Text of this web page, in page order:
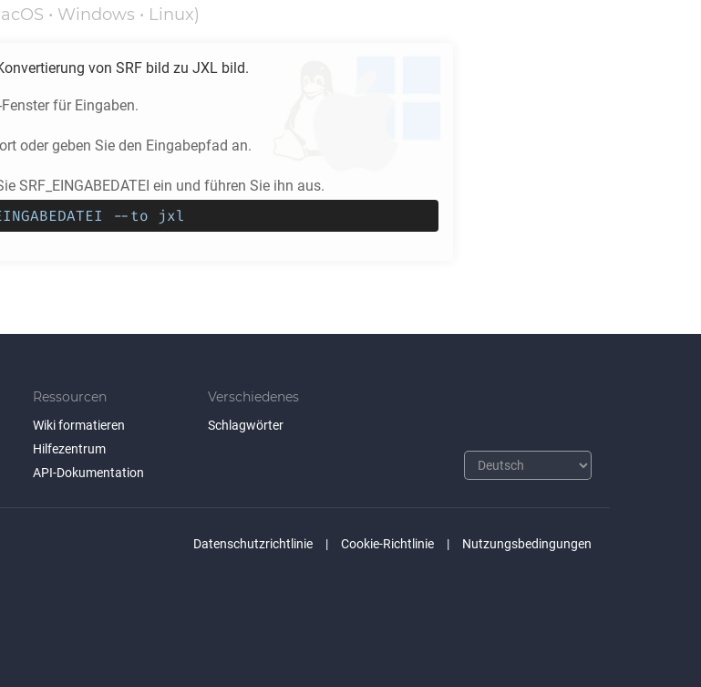
• Windows • Linux)
von SRF bild zu JXL bild.
für Eingaben.
oder geben Sie den Eingabepfad an.
SRF_EINGABEDATEI ein und führen Sie ihn aus.
--to jxl
Ressourcen
Wiki formatieren
Hilfezentrum
API-Dokumentation
Verschiedenes
Schlagwörter
Datenschutzrichtlinie Cookie-Richtlinie Nutzungsbedingungen